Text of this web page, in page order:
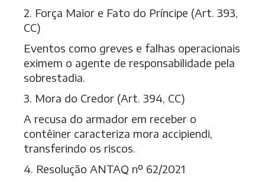
2. Força Maior e Fato do Príncipe (Art. 393,
CC)
Eventos como greves e falhas operacionais
eximem o agente de responsabilidade pela
sobrestadia.
3. Mora do Credor (Art. 394, CC)
A recusa do armador em receber o
contêiner caracteriza mora accipiendi,
transferindo os riscos.
4. Resolução ANTAQ nº 62/2021